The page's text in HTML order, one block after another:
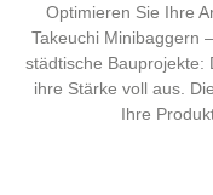
Optimieren Sie Ihre
Takeuchi Minibaggern
städtische Bauprojekte:
ihre Stärke voll aus.
Ihre